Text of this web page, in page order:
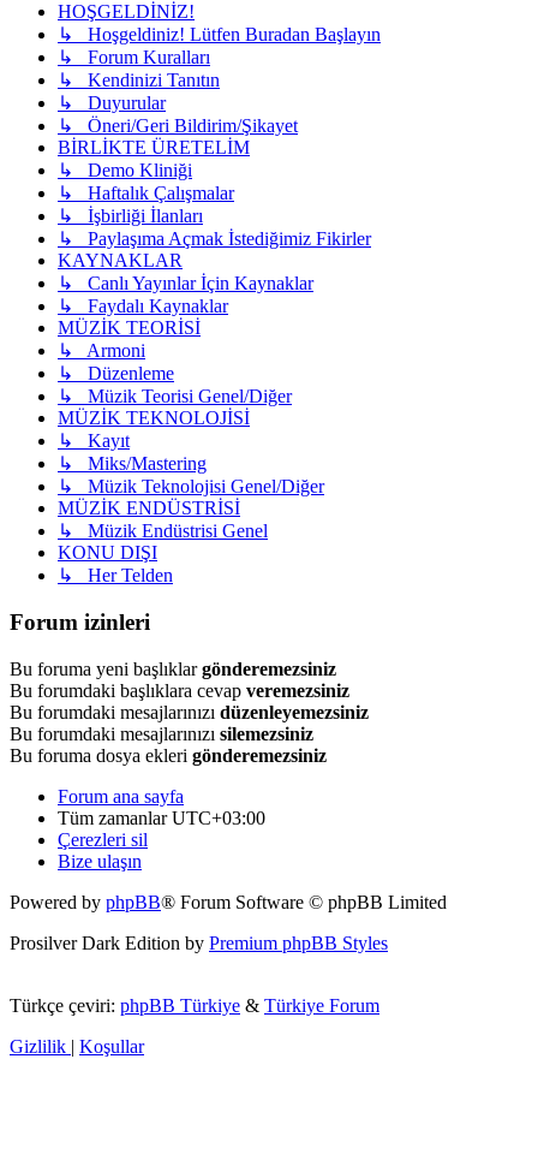
HOŞGELDİNİZ!
↳ Hoşgeldiniz! Lütfen Buradan Başlayın
↳ Forum Kuralları
↳ Kendinizi Tanıtın
↳ Duyurular
↳ Öneri/Geri Bildirim/Şikayet
BİRLİKTE ÜRETELİM
↳ Demo Kliniği
↳ Haftalık Çalışmalar
↳ İşbirliği İlanları
↳ Paylaşıma Açmak İstediğimiz Fikirler
KAYNAKLAR
↳ Canlı Yayınlar İçin Kaynaklar
↳ Faydalı Kaynaklar
MÜZİK TEORİSİ
↳ Armoni
↳ Düzenleme
↳ Müzik Teorisi Genel/Diğer
MÜZİK TEKNOLOJİSİ
↳ Kayıt
↳ Miks/Mastering
↳ Müzik Teknolojisi Genel/Diğer
MÜZİK ENDÜSTRİSİ
↳ Müzik Endüstrisi Genel
KONU DIŞI
↳ Her Telden
Forum izinleri
Bu foruma yeni başlıklargönderemezsiniz
Bu forumdaki başlıklara cevap veremezsiniz
Bu forumdaki mesajlarınızı düzenleyemezsiniz
Bu forumdaki mesajlarınızı silemezsiniz
Bu foruma dosya ekleri gönderemezsiniz
Forum ana sayfa
Tüm zamanlarUTC+03:00
Çerezleri sil
Bize ulaşın
Powered by phpBB® Forum Software © phpBB Limited
Prosilver Dark Edition by Premium phpBB Styles
Türkçe çeviri: phpBB Türkiye & Türkiye Forum
Gizlilik | Koşullar